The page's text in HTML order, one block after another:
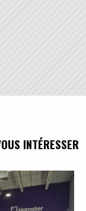
INTÉRESSER